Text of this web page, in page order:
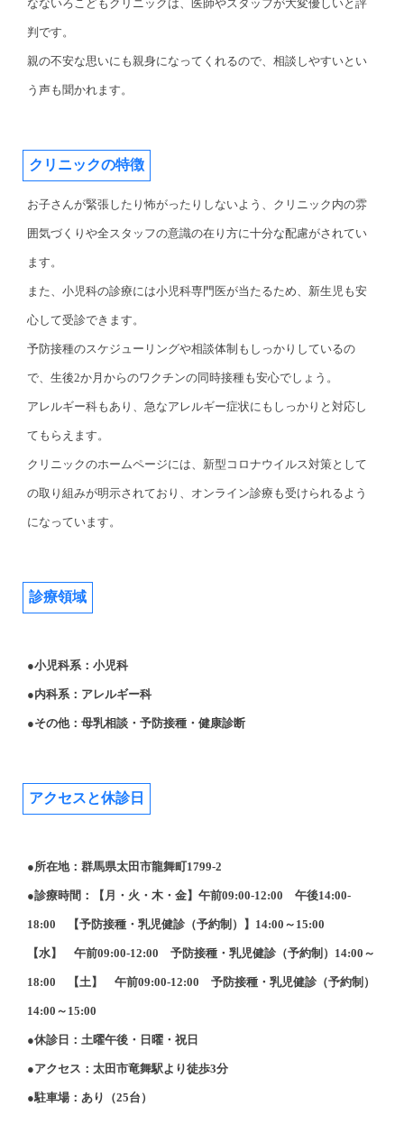
なないろこどもクリニックは、医師やスタッフが大変優しいと評
判です。
親の不安な思いにも親身になってくれるので、相談しやすいとい
う声も聞かれます。
クリニックの特徴
お子さんが緊張したり怖がったりしないよう、クリニック内の雰
囲気づくりや全スタッフの意識の在り方に十分な配慮がされてい
ます。
また、小児科の診療には小児科専門医が当たるため、新生児も安
心して受診できます。
予防接種のスケジューリングや相談体制もしっかりしているの
で、生後2か月からのワクチンの同時接種も安心でしょう。
アレルギー科もあり、急なアレルギー症状にもしっかりと対応し
てもらえます。
クリニックのホームページには、新型コロナウイルス対策として
の取り組みが明示されており、オンライン診療も受けられるよう
になっています。
診療領域
●小児科系：小児科
●内科系：アレルギー科
●その他：母乳相談・予防接種・健康診断
アクセスと休診日
●所在地：群馬県太田市龍舞町1799-2
●診療時間：【月・火・木・金】午前09:00-12:00 午後14:00-
18:00 【予防接種・乳児健診（予約制）】14:00～15:00
【水】 午前09:00-12:00 予防接種・乳児健診（予約制）14:00～
18:00 【土】 午前09:00-12:00 予防接種・乳児健診（予約制）
14:00～15:00
●休診日：土曜午後・日曜・祝日
●アクセス：太田市竜舞駅より徒歩3分
●駐車場：あり（25台）